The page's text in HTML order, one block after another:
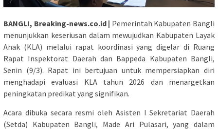
BANGLI, Breaking-news.co.id | Pemerintah Kabupaten Bangli
menunjukkan keseriusan dalam mewujudkan Kabupaten Layak
Anak (KLA) melalui rapat koordinasi yang digelar di Ruang
Rapat Inspektorat Daerah dan Bappeda Kabupaten Bangli,
Senin (9/3). Rapat ini bertujuan untuk mempersiapkan diri
menghadapi evaluasi KLA tahun 2026 dan menargetkan
peningkatan predikat yang signifikan.
Acara dibuka secara resmi oleh Asisten I Sekretariat Daerah
(Setda) Kabupaten Bangli, Made Ari Pulasari, yang dalam